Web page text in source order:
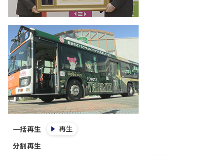
一括再生
再生
分割再生